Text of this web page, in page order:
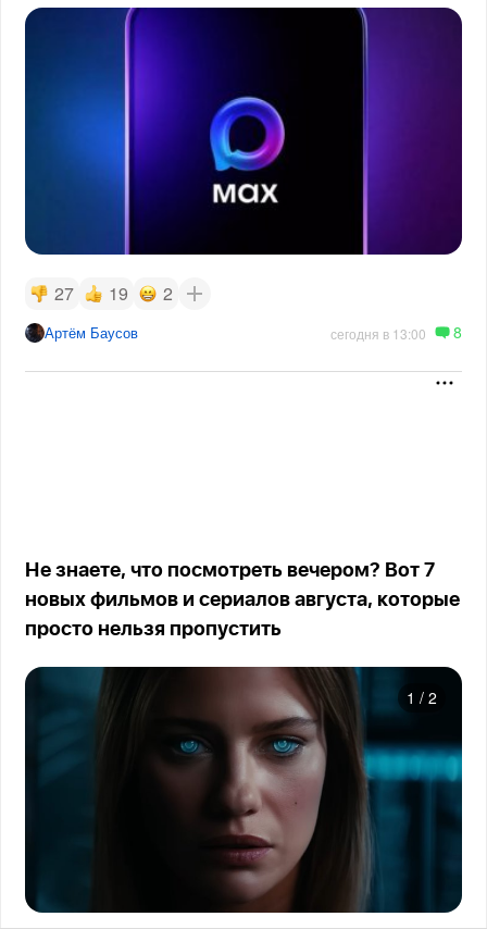
27 19 2
Артём Баусов сегодня в 13:00 8
Не знаете, что посмотреть вечером? Вот 7
новых фильмов и сериалов августа, которые
просто нельзя пропустить
1 / 2